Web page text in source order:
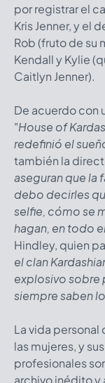
por registrar el
Kris Jenner, y el
Rob (fruto de su
Kendall y Kylie
Caitlyn Jenner).
De acuerdo con
"House of
redefinió el
también la
aseguran que la
debo decirles
selfie, cómo se
hagan, en todo
Hindley, quien
el clan
explosivo sobre
siempre saben
La vida
las mujeres, y
profesionales
archivo inédito y